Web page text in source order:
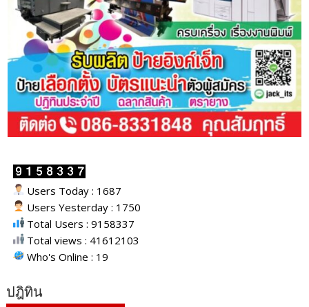
Users Today : 1687
Users Yesterday : 1750
Total Users : 9158337
Total views : 41612103
Who's Online : 19
ปฎิทิน